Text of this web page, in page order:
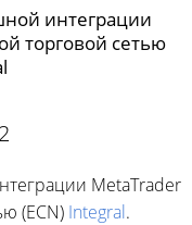
интеграции
торговой сетью
MetaTrader
(ECN) Integral.